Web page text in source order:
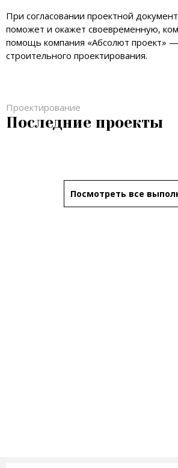
При согласовании проектной
поможет и окажет своевременную,
помощь компания «Абсолют проект»
строительного проектирования.
Проектирование
Последние проекты
Посмотреть все